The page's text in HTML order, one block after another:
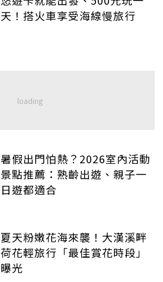
天！搭火車享受海線慢旅行
暑假出門怕熱？2026室內活動
景點推薦：熟齡出遊、親子一
日遊都適合
夏天粉嫩花海來襲！大漢溪畔
荷花輕旅行「最佳賞花時段」
曝光